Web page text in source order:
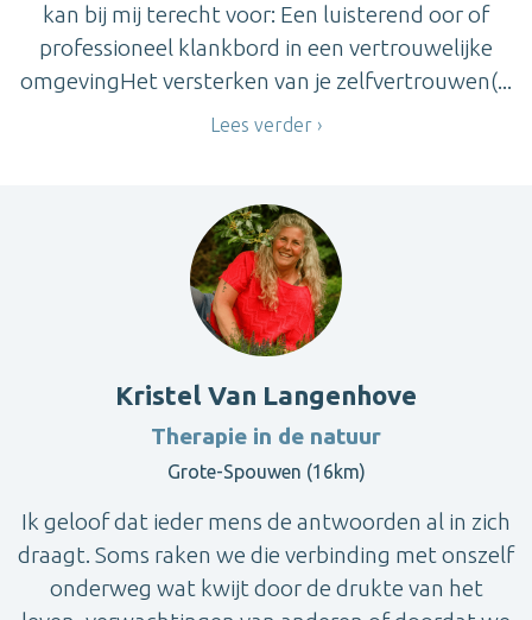
kan bij mij terecht voor: Een luisterend oor of
professioneel klankbord in een vertrouwelijke
omgevingHet versterken van je zelfvertrouwen(...
Lees verder
Kristel Van Langenhove
Therapie in de natuur
Grote-Spouwen (16km)
Ik geloof dat ieder mens de antwoorden al in zich
draagt. Soms raken we die verbinding met onszelf
onderweg wat kwijt door de drukte van het